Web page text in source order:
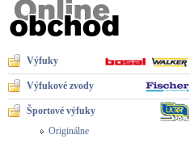
Výfuky
Výfukové zvody
Športové výfuky
Originálne